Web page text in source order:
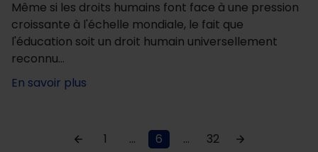
Même si les droits humains font face à une pression
croissante à l'échelle mondiale, le fait que
l'éducation soit un droit humain universellement
reconnu…
En savoir plus
1 ... 6 ... 32